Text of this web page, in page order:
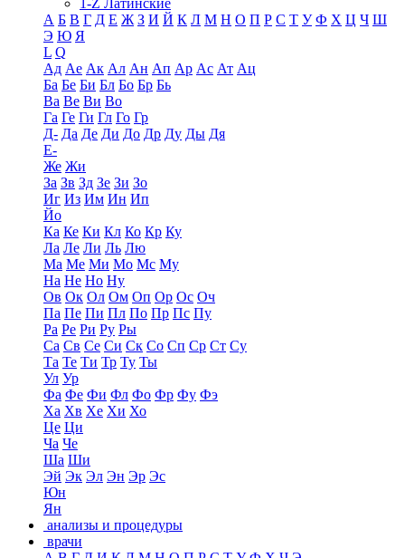
1-Z Латинские
А Б В Г Д Е Ж З И Й К Л М Н О П Р С Т У Ф Х Ц Ч Ш
Э Ю Я
L Q
Ад Ае Ак Ал Ан Ап Ар Ас Ат Ац
Ба Бе Би Бл Бо Бр Бь
Ва Ве Ви Во
Га Ге Ги Гл Го Гр
Д- Да Де Ди До Др Ду Ды Дя
Е-
Же Жи
За Зв Зд Зе Зи Зо
Иг Из Им Ин Ип
Йо
Ка Ке Ки Кл Ко Кр Ку
Ла Ле Ли Ль Лю
Ма Ме Ми Мо Мс Му
На Не Но Ну
Ов Ок Ол Ом Оп Ор Ос Оч
Па Пе Пи Пл По Пр Пс Пу
Ра Ре Ри Ру Ры
Са Св Се Си Ск Со Сп Ср Ст Су
Та Те Ти Тр Ту Ты
Ул Ур
Фа Фе Фи Фл Фо Фр Фу Фэ
Ха Хв Хе Хи Хо
Це Ци
Ча Че
Ша Ши
Эй Эк Эл Эн Эр Эс
Юн
Ян
анализы и процедуры
врачи